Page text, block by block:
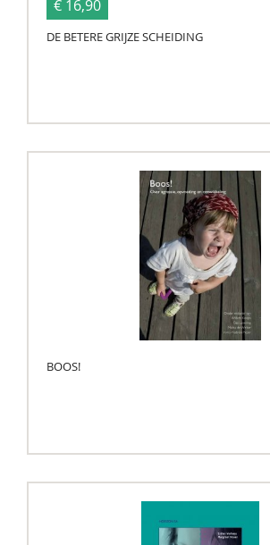
€ 16,90
DE BETERE GRIJZE SCHEIDING
BOOS!